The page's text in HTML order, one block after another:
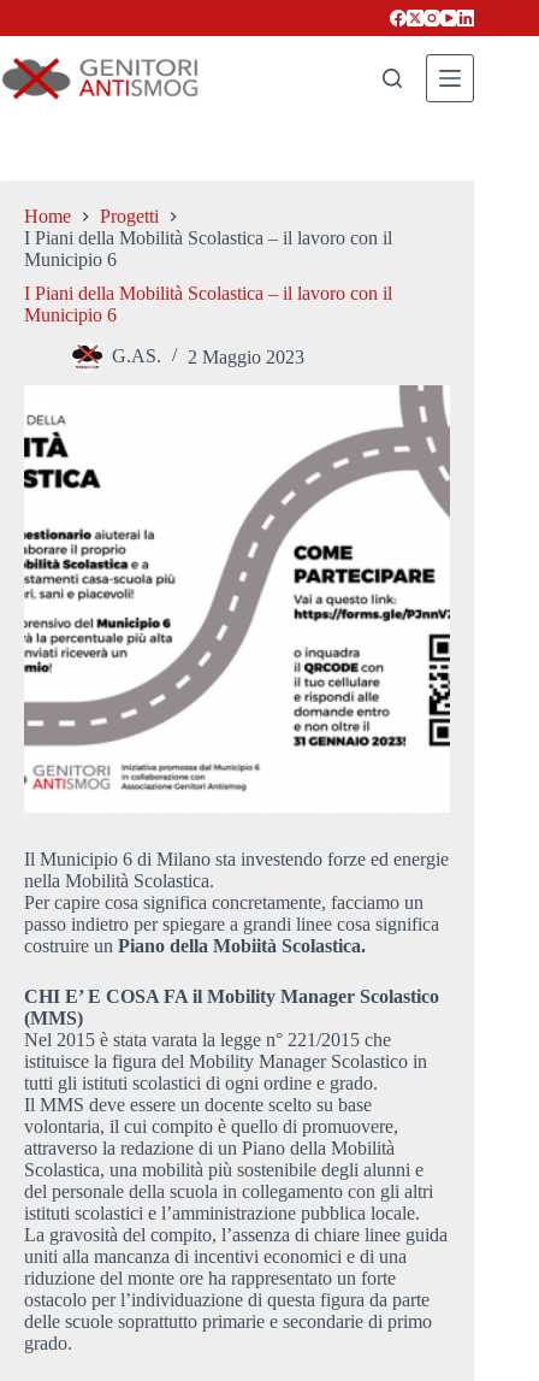
Home
Progetti
I Piani della Mobilità Scolastica – il lavoro con il
Municipio 6
I Piani della Mobilità Scolastica – il lavoro con il
Municipio 6
G.AS. 2 Maggio 2023
Il Municipio 6 di Milano sta investendo forze ed energie
nella Mobilità Scolastica.
Per capire cosa significa concretamente, facciamo un
passo indietro per spiegare a grandi linee cosa significa
costruire un Piano della Mobiità Scolastica.
CHI E’ E COSA FA il Mobility Manager Scolastico
(MMS)
Nel 2015 è stata varata la legge n° 221/2015 che
istituisce la figura del Mobility Manager Scolastico in
tutti gli istituti scolastici di ogni ordine e grado.
Il MMS deve essere un docente scelto su base
volontaria, il cui compito è quello di promuovere,
attraverso la redazione di un Piano della Mobilità
Scolastica, una mobilità più sostenibile degli alunni e
del personale della scuola in collegamento con gli altri
istituti scolastici e l’amministrazione pubblica locale.
La gravosità del compito, l’assenza di chiare linee guida
uniti alla mancanza di incentivi economici e di una
riduzione del monte ore ha rappresentato un forte
ostacolo per l’individuazione di questa figura da parte
delle scuole soprattutto primarie e secondarie di primo
grado.